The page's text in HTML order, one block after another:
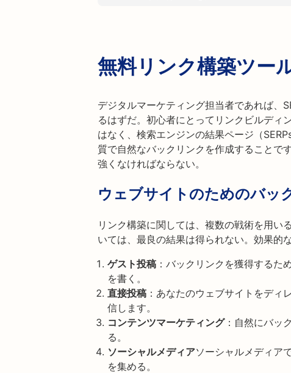
無料リンク構築ツー
デジタルマーケティング担当者であれば、
るはずだ。初心者にとってリンクビルディ
はなく、検索エンジンの結果ページ（
質で自然なバックリンクを作成することで
強くなければならない。
ウェブサイトのためのバッ
リンク構築に関しては、複数の戦術を用い
いては、最良の結果は得られない。効果的
ゲスト投稿 ：バックリンクを獲得するた
を書く。
直接投稿 ：あなたのウェブサイトをディ
信します。
コンテンツマーケティング：自然にバッ
る。
ソーシャルメディアソーシャルメディア
を集める。